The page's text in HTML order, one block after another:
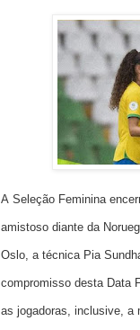
A Seleção Feminina
amistoso diante da
Oslo, a técnica Pia
compromisso desta Data
as jogadoras, inclusive, a